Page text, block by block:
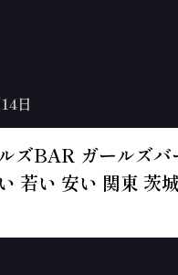
日
BAR ガールズバ
若い 安い 関東 茨